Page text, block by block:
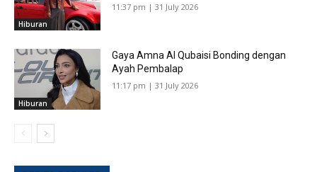
Hiburan
11:37 pm | 31 July 2026
Hiburan
Gaya Amna Al Qubaisi Bonding dengan
Ayah Pembalap
11:17 pm | 31 July 2026